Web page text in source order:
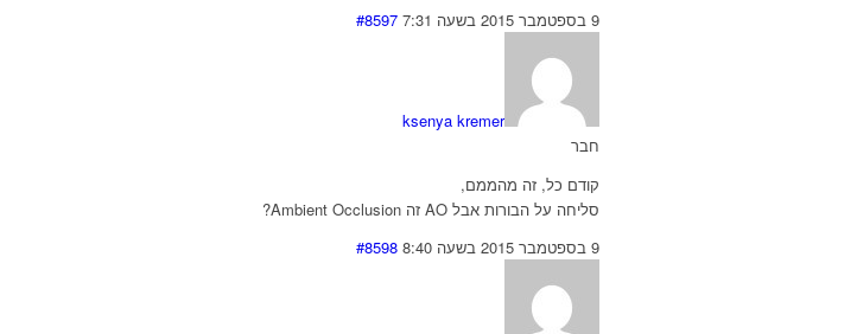
9 בספטמבר 2015 בשעה 7:31
#8597
ksenya kremer
חבר
קודם כל, זה מהממם,
סליחה על הבורות אבל AO זה Ambient Occlusion?
9 בספטמבר 2015 בשעה 8:40
#8598